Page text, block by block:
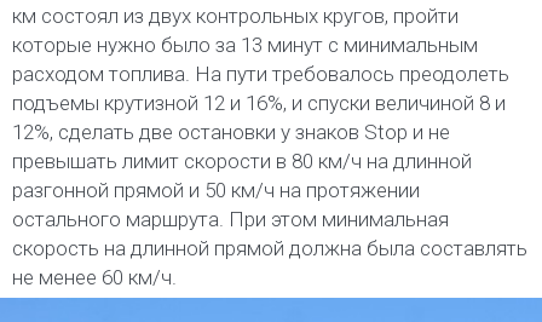
км состоял из двух контрольных кругов, пройти
которые нужно было за 13 минут с минимальным
расходом топлива. На пути требовалось преодолеть
подъемы крутизной 12 и 16%, и спуски величиной 8 и
12%, сделать две остановки у знаков Stop и не
превышать лимит скорости в 80 км/ч на длинной
разгонной прямой и 50 км/ч на протяжении
остального маршрута. При этом минимальная
скорость на длинной прямой должна была составлять
не менее 60 км/ч.